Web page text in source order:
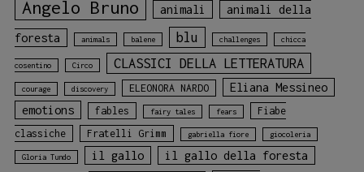
Angelo Bruno animali animali della
foresta animals balene blu challenges chicca
cosentino Circo CLASSICI DELLA LETTERATURA
courage discovery ELEONORA NARDO
Eliana Messineo
emotions
fables fairy tales fears
Fiabe
classiche
Fratelli Grimm gabriella fiore giocoleria
Gloria Tundo il gallo il gallo della foresta